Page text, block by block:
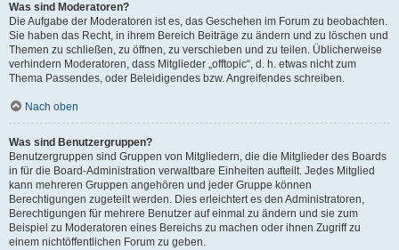
Was sind Moderatoren?
Die Aufgabe der Moderatoren ist es, das Geschehen im Forum zu beobachten.
Sie haben das Recht, in ihrem Bereich Beiträge zu ändern und zu löschen und
Themen zu schließen, zu öffnen, zu verschieben und zu teilen. Üblicherweise
verhindern Moderatoren, dass Mitglieder „offtopic“, d. h. etwas nicht zum
Thema Passendes, oder Beleidigendes bzw. Angreifendes schreiben.
Nach oben
Was sind Benutzergruppen?
Benutzergruppen sind Gruppen von Mitgliedern, die die Mitglieder des Boards
in für die Board-Administration verwaltbare Einheiten aufteilt. Jedes Mitglied
kann mehreren Gruppen angehören und jeder Gruppe können
Berechtigungen zugeteilt werden. Dies erleichtert es den Administratoren,
Berechtigungen für mehrere Benutzer auf einmal zu ändern und sie zum
Beispiel zu Moderatoren eines Bereichs zu machen oder ihnen Zugriff zu
einem nichtöffentlichen Forum zu geben.